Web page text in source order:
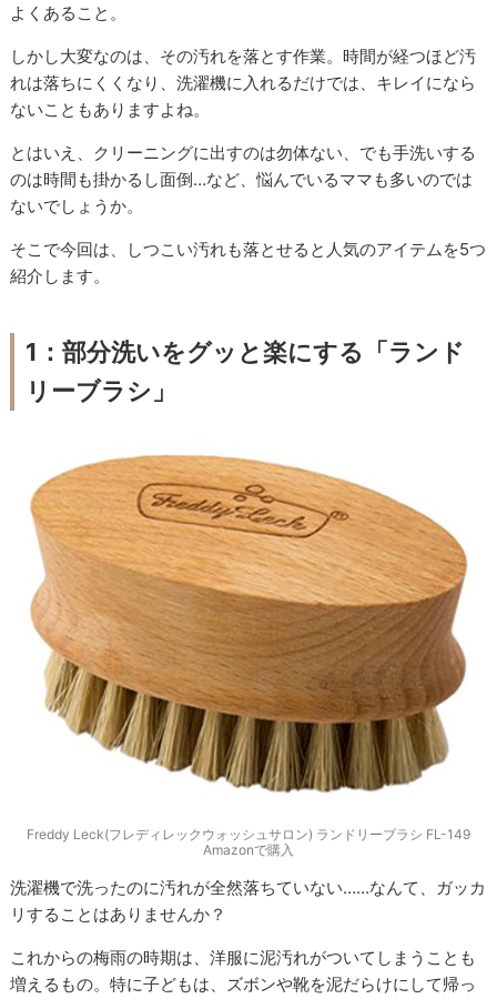
よくあること。
しかし大変なのは、その汚れを落とす作業。時間が経つほど汚
れは落ちにくくなり、洗濯機に入れるだけでは、キレイになら
ないこともありますよね。
とはいえ、クリーニングに出すのは勿体ない、でも手洗いする
のは時間も掛かるし面倒…など、悩んでいるママも多いのでは
ないでしょうか。
そこで今回は、しつこい汚れも落とせると人気のアイテムを5つ
紹介します。
1：部分洗いをグッと楽にする「ランド
リーブラシ」
Freddy Leck(フレディレックウォッシュサロン) ランドリーブラシ FL-149
Amazonで購入
洗濯機で洗ったのに汚れが全然落ちていない……なんて、ガッカ
リすることはありませんか？
これからの梅雨の時期は、洋服に泥汚れがついてしまうことも
増えるもの。特に子どもは、ズボンや靴を泥だらけにして帰っ